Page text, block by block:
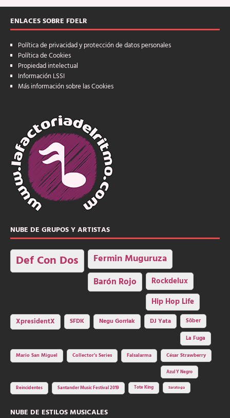
ENLACES SOBRE FDELR
Política de privacidad y protección de datos personales
Política de Cookies
Propiedad intelectual
Información LSSI
Más información sobre las Cookies
NUBE DE GRUPOS Y ARTISTAS
Def Con Dos Fermin Muguruza
Barón Rojo Rockdelux
Hip Hop Life
XpresidentX SFDK Negu Gorriak DJ Yata
Sôber
La Fuga
Mario San Miguel
Collector's Series Falsalarma César Strawberry
Azul Y Negro
Reincidentes Santander Music Festival 2019 Tote King Saratoga
NUBE DE ESTILOS MUSICALES